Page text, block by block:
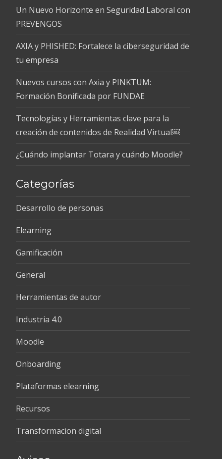
Un Nuevo Horizonte en Seguridad Laboral con
PREVENGOS
AXIA y PHISHED: Fortalece la ciberseguridad de
tu empresa
Nuevos cursos con Axia y PINKTUM:
Formación Bonificada por FUNDAE
Tecnologías y Herramientas clave para la
creación de contenidos de Realidad Virtual￼
¿Cuándo implantar Totara y cuándo Moodle?
Categorías
Desarrollo de personas
Elearning
Gamificación
General
Herramientas de autor
Industria 4.0
Moodle
Onboarding
Plataformas elearning
Recursos
Transformacion digital